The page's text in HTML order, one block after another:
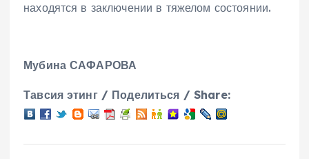
находятся в заключении в тяжелом состоянии.
Мубина САФАРОВА
Тавсия этинг / Поделиться / Share: